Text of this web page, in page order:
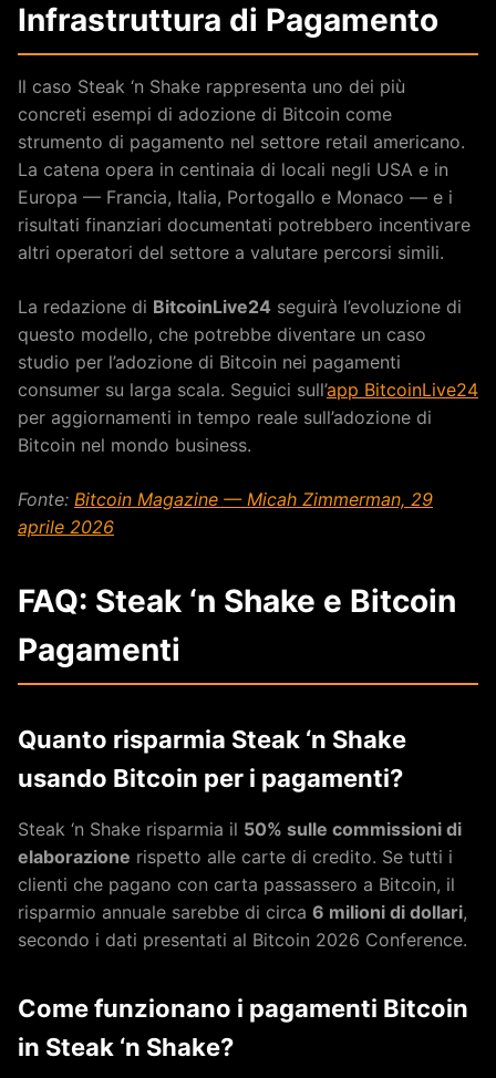
Infrastruttura di Pagamento
Il caso Steak ‘n Shake rappresenta uno dei più
concreti esempi di adozione di Bitcoin come
strumento di pagamento nel settore retail americano.
La catena opera in centinaia di locali negli USA e in
Europa — Francia, Italia, Portogallo e Monaco — e i
risultati finanziari documentati potrebbero incentivare
altri operatori del settore a valutare percorsi simili.
La redazione di BitcoinLive24 seguirà l’evoluzione di
questo modello, che potrebbe diventare un caso
studio per l’adozione di Bitcoin nei pagamenti
consumer su larga scala. Seguici sull’app BitcoinLive24
per aggiornamenti in tempo reale sull’adozione di
Bitcoin nel mondo business.
Fonte: Bitcoin Magazine — Micah Zimmerman, 29
aprile 2026
FAQ: Steak ‘n Shake e Bitcoin
Pagamenti
Quanto risparmia Steak ‘n Shake
usando Bitcoin per i pagamenti?
Steak ‘n Shake risparmia il 50% sulle commissioni di
elaborazione rispetto alle carte di credito. Se tutti i
clienti che pagano con carta passassero a Bitcoin, il
risparmio annuale sarebbe di circa 6 milioni di dollari,
secondo i dati presentati al Bitcoin 2026 Conference.
Come funzionano i pagamenti Bitcoin
in Steak ‘n Shake?